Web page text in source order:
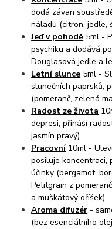
dodá závan
náladu (citron, jedle,
Jeď v pohodě 5ml -
psychiku a dodává
Douglasová jedle a
Letní slunce 5ml -
slunečních paprsků,
(pomeranč, zelená
Radost ze života
depresi, přináší
jasmín pravý)
Pracovní10ml -
posiluje koncentraci,
účinky (bergamot,
Petitgrain z
a muškátový oříšek)
Aroma difuzér -
(bez esenciálního